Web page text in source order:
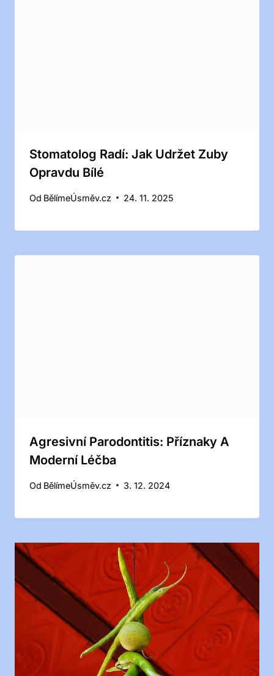
Stomatolog Radí: Jak Udržet Zuby
Opravdu Bílé
Od BělímeÚsměv.cz 24. 11. 2025
Agresivní Parodontitis: Příznaky A
Moderní Léčba
Od BělímeÚsměv.cz 3. 12. 2024